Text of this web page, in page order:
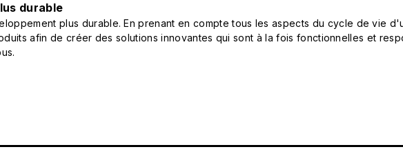
durable
plus durable. En prenant en compte tous les aspects du cycle de vie
afin de créer des solutions innovantes qui sont à la fois fonctionnelles et